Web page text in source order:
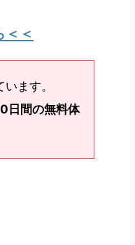
＜
ます。
日間の無料体